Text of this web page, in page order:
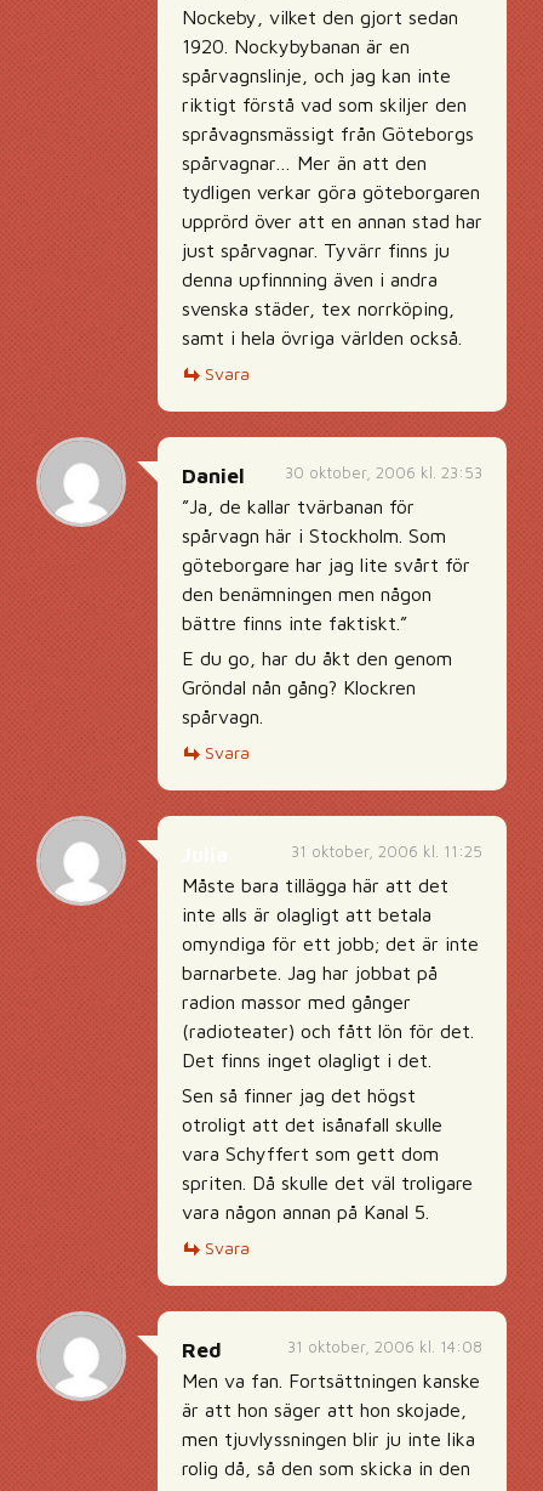
Nockeby, vilket den gjort sedan
1920. Nockybybanan är en
spårvagnslinje, och jag kan inte
riktigt förstå vad som skiljer den
språvagnsmässigt från Göteborgs
spårvagnar… Mer än att den
tydligen verkar göra göteborgaren
upprörd över att en annan stad har
just spårvagnar. Tyvärr finns ju
denna upfinnning även i andra
svenska städer, tex norrköping,
samt i hela övriga världen också.
Svara
30 oktober, 2006 kl. 23:53
Daniel
”Ja, de kallar tvärbanan för
spårvagn här i Stockholm. Som
göteborgare har jag lite svårt för
den benämningen men någon
bättre finns inte faktiskt.”
E du go, har du åkt den genom
Gröndal nån gång? Klockren
spårvagn.
Svara
31 oktober, 2006 kl. 11:25
Måste bara tillägga här att det
inte alls är olagligt att betala
omyndiga för ett jobb; det är inte
barnarbete. Jag har jobbat på
radion massor med gånger
(radioteater) och fått lön för det.
Det finns inget olagligt i det.
Sen så finner jag det högst
otroligt att det isånafall skulle
vara Schyffert som gett dom
spriten. Då skulle det väl troligare
vara någon annan på Kanal 5.
Svara
31 oktober, 2006 kl. 14:08
Red
Men va fan. Fortsättningen kanske
är att hon säger att hon skojade,
men tjuvlyssningen blir ju inte lika
rolig då, så den som skicka in den